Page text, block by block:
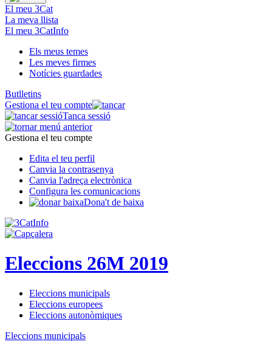
El meu 3Cat
La meva llista
El meu 3CatInfo
Els meus temes
Les meves firmes
Notícies guardades
Butlletins
Gestiona el teu compte
Tanca sessió
Gestiona el teu compte
Edita el teu perfil
Canvia la contrasenya
Canvia l'adreça electrònica
Configura les comunicacions
Dona't de baixa
Eleccions 26M 2019
Eleccions municipals
Eleccions europees
Eleccions autonòmiques
Eleccions municipals